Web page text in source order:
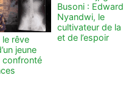
le rêve
jeune
confronté
Busoni : Edward
Nyandwi, le
cultivateur de la
et de l’espoir